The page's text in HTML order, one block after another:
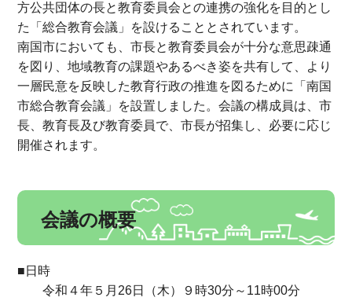
方公共団体の長と教育委員会との連携の強化を目的とし
た「総合教育会議」を設けることとされています。
南国市においても、市長と教育委員会が十分な意思疎通
を図り、地域教育の課題やあるべき姿を共有して、より
一層民意を反映した教育行政の推進を図るために「南国
市総合教育会議」を設置しました。会議の構成員は、市
長、教育長及び教育委員で、市長が招集し、必要に応じ
開催されます。
会議の概要
■日時
令和４年５月26日（木）９時30分～11時00分